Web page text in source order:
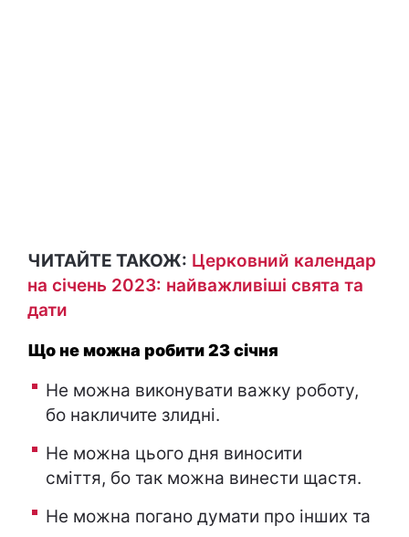
ЧИТАЙТЕ ТАКОЖ: Церковний календар
на січень 2023: найважливіші свята та
дати
Що не можна робити 23 січня
Не можна виконувати важку роботу,
бо накличите злидні.
Не можна цього дня виносити
сміття, бо так можна винести щастя.
Не можна погано думати про інших та